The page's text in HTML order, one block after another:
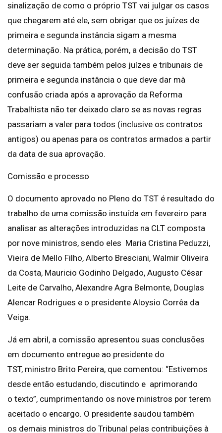
sinalização de como o próprio TST vai julgar os casos
que chegarem até ele, sem obrigar que os juízes de
primeira e segunda instância sigam a mesma
determinação. Na prática, porém, a decisão do TST
deve ser seguida também pelos juízes e tribunais de
primeira e segunda instância o que deve dar mà
confusão criada após a aprovação da Reforma
Trabalhista não ter deixado claro se as novas regras
passariam a valer para todos (inclusive os contratos
antigos) ou apenas para os contratos armados a partir
da data de sua aprovação.
Comissão e processo
O documento aprovado no Pleno do TST é resultado do
trabalho de uma comissão instuída em fevereiro para
analisar as alterações introduzidas na CLT composta
por nove ministros, sendo eles Maria Cristina Peduzzi,
Vieira de Mello Filho, Alberto Bresciani, Walmir Oliveira
da Costa, Mauricio Godinho Delgado, Augusto César
Leite de Carvalho, Alexandre Agra Belmonte, Douglas
Alencar Rodrigues e o presidente Aloysio Corrêa da
Veiga.
Já em abril, a comissão apresentou suas conclusões
em documento entregue ao presidente do
TST, ministro Brito Pereira, que comentou: “Estivemos
desde então estudando, discutindo e aprimorando
o texto”, cumprimentando os nove ministros por terem
aceitado o encargo. O presidente saudou também
os demais ministros do Tribunal pelas contribuições à